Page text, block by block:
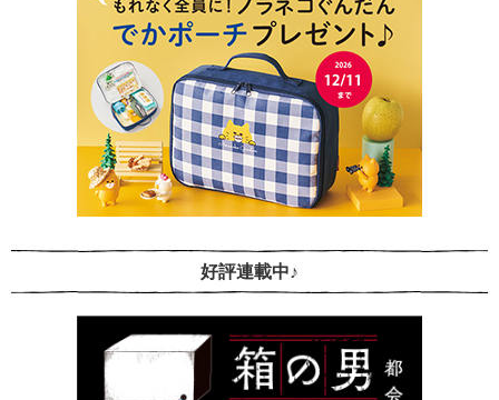
好評連載中♪